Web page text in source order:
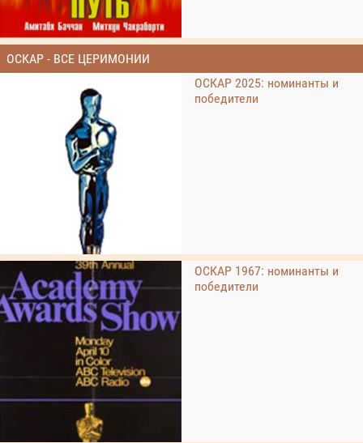
ОСКАР - ВСЕ ЦЕРИМОНИИ
ОСКАР 2025: номинанты и
победители
ОСКАР 1967: номинанты и
победители